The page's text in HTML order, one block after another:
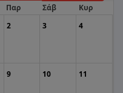
Παρ Σάβ
Κυρ
2 3 4
9 10 11